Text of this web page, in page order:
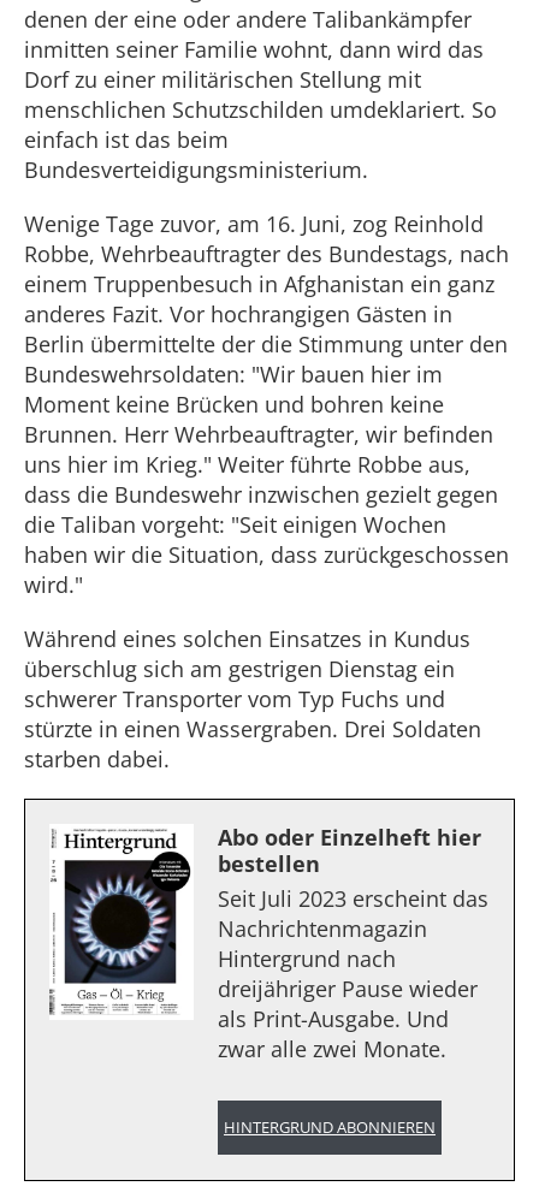
denen der eine oder andere Talibankämpfer
inmitten seiner Familie wohnt, dann wird das
Dorf zu einer militärischen Stellung mit
menschlichen Schutzschilden umdeklariert. So
einfach ist das beim
Bundesverteidigungsministerium.
Wenige Tage zuvor, am 16. Juni, zog Reinhold
Robbe, Wehrbeauftragter des Bundestags, nach
einem Truppenbesuch in Afghanistan ein ganz
anderes Fazit. Vor hochrangigen Gästen in
Berlin übermittelte der die Stimmung unter den
Bundeswehrsoldaten: "Wir bauen hier im
Moment keine Brücken und bohren keine
Brunnen. Herr Wehrbeauftragter, wir befinden
uns hier im Krieg." Weiter führte Robbe aus,
dass die Bundeswehr inzwischen gezielt gegen
die Taliban vorgeht: "Seit einigen Wochen
haben wir die Situation, dass zurückgeschossen
wird."
Während eines solchen Einsatzes in Kundus
überschlug sich am gestrigen Dienstag ein
schwerer Transporter vom Typ Fuchs und
stürzte in einen Wassergraben. Drei Soldaten
starben dabei.
Abo oder Einzelheft hier
bestellen
Seit Juli 2023 erscheint das
Nachrichtenmagazin
Hintergrund nach
dreijähriger Pause wieder
als Print-Ausgabe. Und
zwar alle zwei Monate.
HINTERGRUND ABONNIEREN